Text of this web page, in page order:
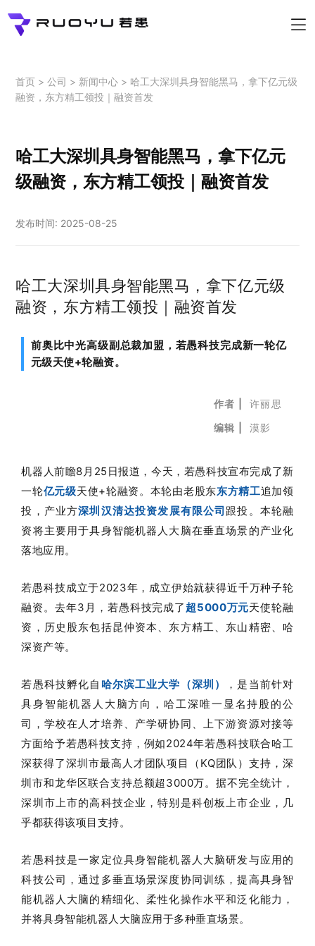
首页 >公司 > 新闻中心 > 哈工大深圳具身智能黑马，拿下亿元级
融资，东方精工领投｜融资首发
哈工大深圳具身智能黑马，拿下亿元
级融资，东方精工领投｜融资首发
发布时间: 2025-08-25
哈工大深圳具身智能黑马，拿下亿元级
融资，东方精工领投｜融资首发
前奥比中光高级副总裁加盟，若愚科技完成新一轮亿
元级天使+轮融资。
作者 | 许丽思
编辑 | 漠影
机器人前瞻8月25日报道，今天，若愚科技宣布完成了新
一轮亿元级天使+轮融资。本轮由老股东东方精工追加领
投，产业方深圳汉清达投资发展有限公司 跟投。本轮融
资将主要用于具身智能机器人大脑在垂直场景的产业化
落地应用。
若愚科技成立于2023年，成立伊始就获得近千万种子轮
融资。去年3月，若愚科技完成了 超5000万元天使轮融
资，历史股东包括昆仲资本、东方精工、东山精密、哈
深资产等。
若愚科技孵化自 哈尔滨工业大学（深圳）
，是当前针对
具身智能机器人大脑方向，哈工深唯一显名持股的公
司，学校在人才培养、产学研协同、上下游资源对接等
方面给予若愚科技支持，例如2024年若愚科技联合哈工
深获得了深圳市最高人才团队项目（KQ团队）支持，深
圳市和龙华区联合支持总额超3000万。据不完全统计，
深圳市上市的高科技企业，特别是科创板上市企业，几
乎都获得该项目支持。
若愚科技是一家定位具身智能机器人大脑研发与应用的
科技公司，通过多垂直场景深度协同训练，提高具身智
能机器人大脑的精细化、柔性化操作水平和泛化能力，
并将具身智能机器人大脑应用于多种垂直场景。